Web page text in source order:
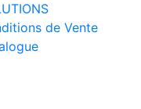
de Vente